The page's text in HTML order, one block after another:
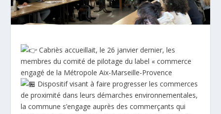
Cabriès accueillait, le 26 janvier dernier, les
membres du comité de pilotage du label « commerce
engagé de la Métropole Aix-Marseille-Provence
Dispositif visant à faire progresser les commerces
de proximité dans leurs démarches environnementales,
la commune s’engage auprès des commerçants qui